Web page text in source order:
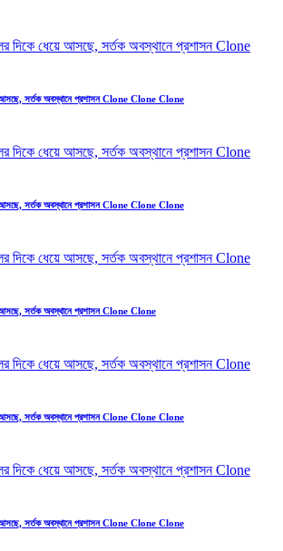
আসছে, সর্তক অবস্থানে প্রশাসন Clone Clone Clone
আসছে, সর্তক অবস্থানে প্রশাসন Clone Clone Clone
আসছে, সর্তক অবস্থানে প্রশাসন Clone Clone
আসছে, সর্তক অবস্থানে প্রশাসন Clone Clone Clone
আসছে, সর্তক অবস্থানে প্রশাসন Clone Clone Clone